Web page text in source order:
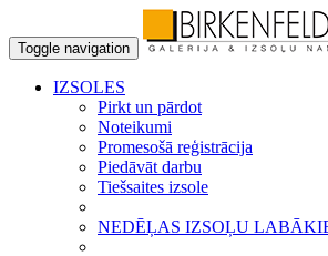
Toggle navigation
IZSOLES
Pirkt un pārdot
Noteikumi
Promesošā reģistrācija
Piedāvāt darbu
Tiešsaites izsole
NEDĒĻAS IZSOĻU